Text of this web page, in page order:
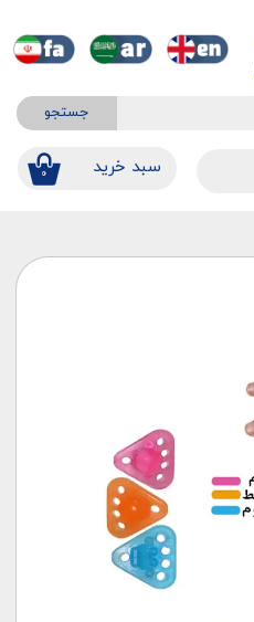
جستجو
۰ ​​سبد خرید